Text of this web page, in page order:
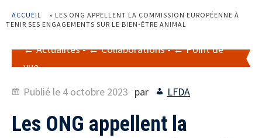
ACCUEIL » LES ONG APPELLENT LA COMMISSION EUROPÉENNE À
TENIR SES ENGAGEMENTS SUR LE BIEN-ÊTRE ANIMAL
Actualités- Collaborations-
Point de
vue
Publié le 4 octobre 2023 par LFDA
Les ONG appellent la